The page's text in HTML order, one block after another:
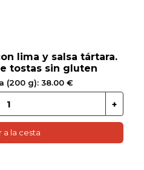
lima y salsa tártara.
tostas sin gluten
(200 g): 38.00 €
a la cesta